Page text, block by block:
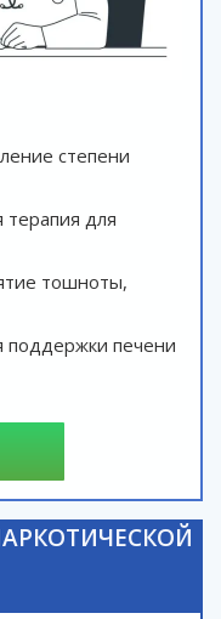
степени
терапия для
тошноты,
поддержки печени